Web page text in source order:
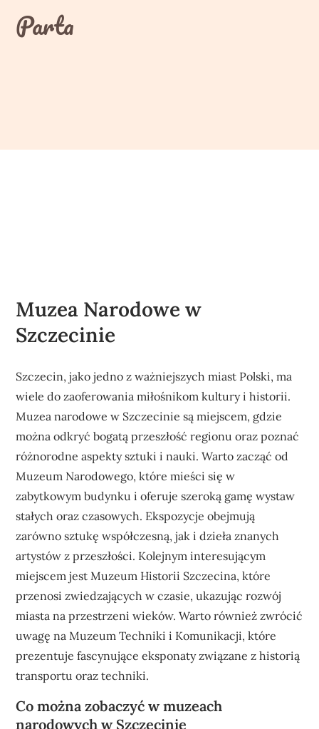
contentParta
Muzea Narodowe w
Szczecinie
Szczecin, jako jedno z ważniejszych miast Polski, ma
wiele do zaoferowania miłośnikom kultury i historii.
Muzea narodowe w Szczecinie są miejscem, gdzie
można odkryć bogatą przeszłość regionu oraz poznać
różnorodne aspekty sztuki i nauki. Warto zacząć od
Muzeum Narodowego, które mieści się w
zabytkowym budynku i oferuje szeroką gamę wystaw
stałych oraz czasowych. Ekspozycje obejmują
zarówno sztukę współczesną, jak i dzieła znanych
artystów z przeszłości. Kolejnym interesującym
miejscem jest Muzeum Historii Szczecina, które
przenosi zwiedzających w czasie, ukazując rozwój
miasta na przestrzeni wieków. Warto również zwrócić
uwagę na Muzeum Techniki i Komunikacji, które
prezentuje fascynujące eksponaty związane z historią
transportu oraz techniki.
Co można zobaczyć w muzeach
narodowych w Szczecinie